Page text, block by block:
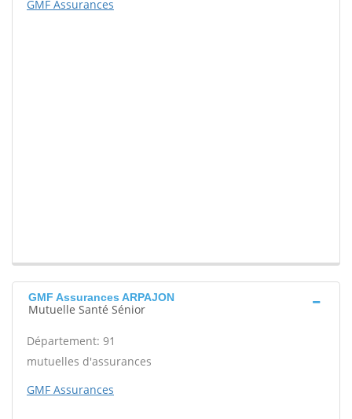
GMF Assurances
GMF Assurances ARPAJON
Mutuelle Santé Sénior
Département: 91
mutuelles d'assurances
GMF Assurances